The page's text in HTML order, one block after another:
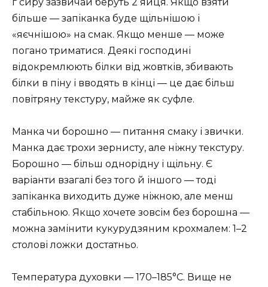
більше — запіканка буде щільнішою і
«яєчнішою» на смак. Якщо менше — може
погано триматися. Деякі господині
відокремлюють білки від жовтків, збивають
білки в піну і вводять в кінці — це дає більш
повітряну текстуру, майже як суфле.
Манка чи борошно — питання смаку і звички.
Манка дає трохи зернисту, але ніжну текстуру.
Борошно — більш однорідну і щільну. Є
варіанти взагалі без того й іншого — тоді
запіканка виходить дуже ніжною, але менш
стабільною. Якщо хочете зовсім без борошна —
можна замінити кукурудзяним крохмалем: 1–2
столові ложки достатньо.
Температура духовки — 170–185°C. Вище не